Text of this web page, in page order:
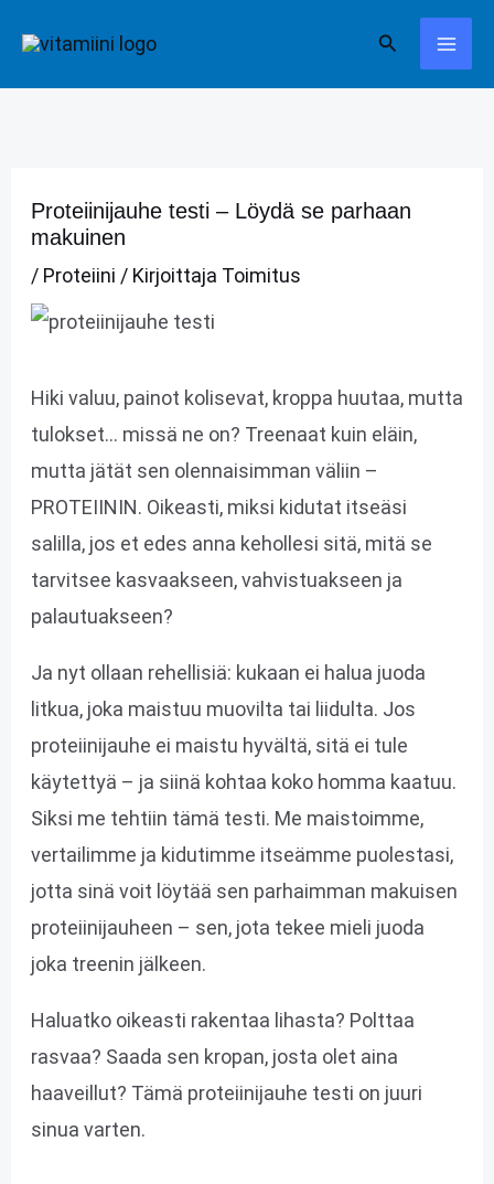
sisältöön
Hae
Proteiinijauhe testi – Löydä se parhaan
makuinen
/ Proteiini / Kirjoittaja Toimitus
Hiki valuu, painot kolisevat, kroppa huutaa, mutta
tulokset… missä ne on? Treenaat kuin eläin,
mutta jätät sen olennaisimman väliin –
PROTEIININ. Oikeasti, miksi kidutat itseäsi
salilla, jos et edes anna kehollesi sitä, mitä se
tarvitsee kasvaakseen, vahvistuakseen ja
palautuakseen?
Ja nyt ollaan rehellisiä: kukaan ei halua juoda
litkua, joka maistuu muovilta tai liidulta. Jos
proteiinijauhe ei maistu hyvältä, sitä ei tule
käytettyä – ja siinä kohtaa koko homma kaatuu.
Siksi me tehtiin tämä testi. Me maistoimme,
vertailimme ja kidutimme itseämme puolestasi,
jotta sinä voit löytää sen parhaimman makuisen
proteiinijauheen – sen, jota tekee mieli juoda
joka treenin jälkeen.
Haluatko oikeasti rakentaa lihasta? Polttaa
rasvaa? Saada sen kropan, josta olet aina
haaveillut? Tämä proteiinijauhe testi on juuri
sinua varten.